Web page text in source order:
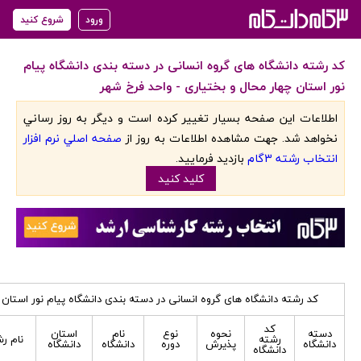
ورود شروع کنید
کد رشته دانشگاه های گروه انسانی در دسته بندی دانشگاه پیام
نور استان چهار محال و بختیاری - واحد فرخ شهر
اطلاعات اين صفحه بسيار تغيير کرده است و ديگر به روز رساني
نخواهد شد. جهت مشاهده اطلاعات به روز از صفحه اصلي نرم افزار
انتخاب رشته 3گام
بازديد فرماييد.
کليد کنيد
کد رشته دانشگاه های گروه انسانی در دسته بندی دانشگاه پیام نور
دسته
دانشگاه
کد
رشته
دانشگاه
نحوه
پذیرش
نوع
دوره
نام
دانشگاه
استان
دانشگاه نام